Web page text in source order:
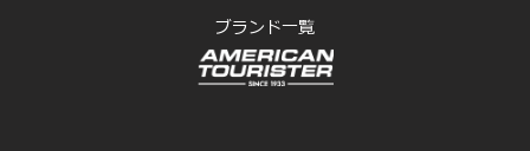
ブランド一覧